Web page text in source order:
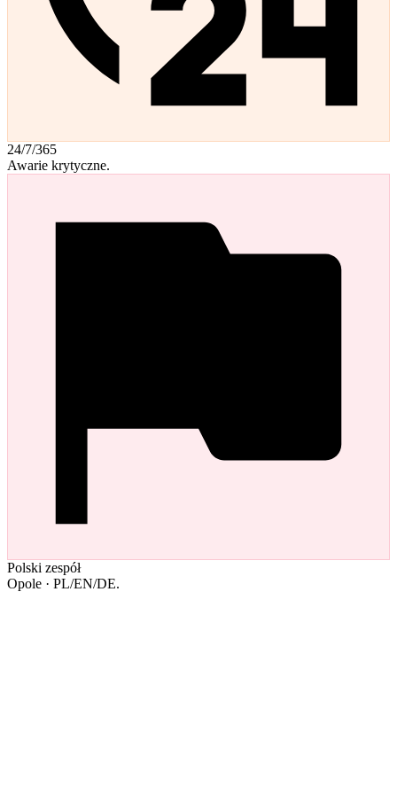
24/7/365
Awarie krytyczne.
Polski zespół
Opole · PL/EN/DE.